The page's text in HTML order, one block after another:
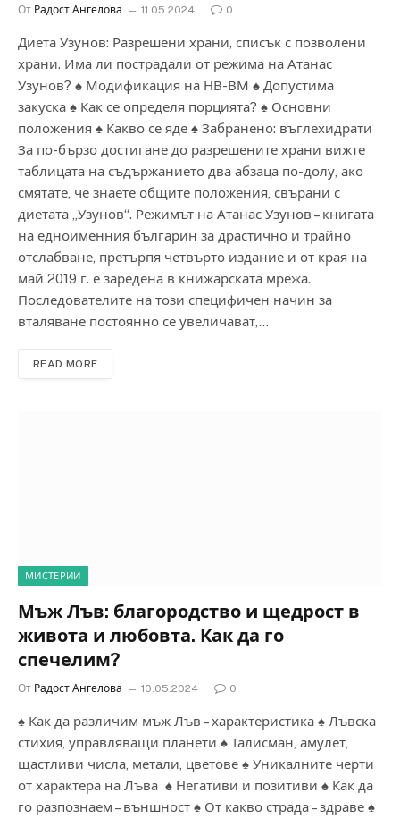
От Радост Ангелова 11.05.2024 0
Диета Узунов: Разрешени храни, списък с позволени
храни. Има ли пострадали от режима на Атанас
Узунов? ♠ Модификация на НВ-ВМ ♠ Допустима
закуска ♠ Как се определя порцията? ♠ Основни
положения ♠ Какво се яде ♠ Забранено: въглехидрати
За по-бързо достигане до разрешените храни вижте
таблицата на съдържанието два абзаца по-долу, ако
смятате, че знаете общите положения, свърани с
диетата „Узунов“. Режимът на Атанас Узунов – книгата
на едноименния българин за драстично и трайно
отслабване, претърпя четвърто издание и от края на
май 2019 г. е заредена в книжарската мрежа.
Последователите на този специфичен начин за
вталяване постоянно се увеличават,…
READ MORE
МИСТЕРИИ
Мъж Лъв: благородство и щедрост в
живота и любовта. Как да го
спечелим?
От Радост Ангелова 10.05.2024 0
♠ Как да различим мъж Лъв – характеристика ♠ Лъвска
стихия, управляващи планети ♠ Талисман, амулет,
щастливи числа, метали, цветове ♠ Уникалните черти
от характера на Лъва ♠ Негативи и позитиви ♠ Как да
го разпознаем – външност ♠ От какво страда – здраве ♠